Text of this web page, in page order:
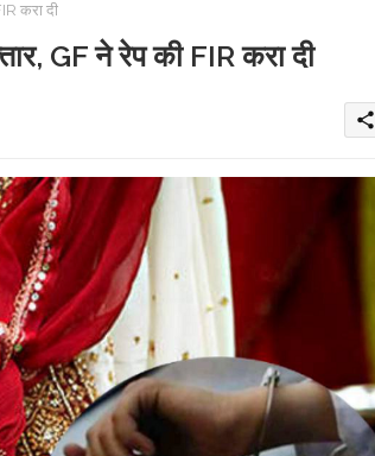
करा दी
GF ने रेप की FIR करा दी
share